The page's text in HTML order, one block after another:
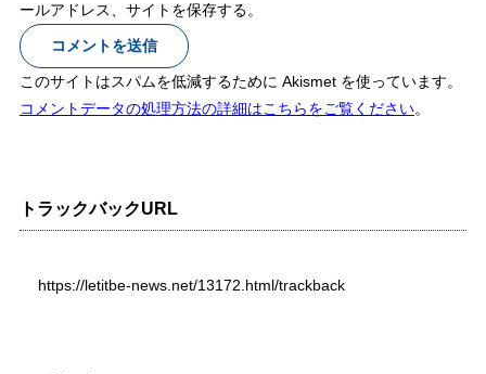
ールアドレス、サイトを保存する。
このサイトはスパムを低減するために Akismet を使っています。
コメントデータの処理方法の詳細はこちらをご覧ください。
トラックバックURL
https://letitbe-news.net/13172.html/trackback